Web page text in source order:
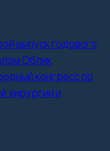
выпуск годового
Облик
конгресс по
хирургии и